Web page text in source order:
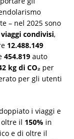
– nel 2025 sono
viaggi condivisi,
12.488.149
454.819 auto
kg di CO₂ per
per gli utenti
i viaggi e
il 150% in
e di oltre il